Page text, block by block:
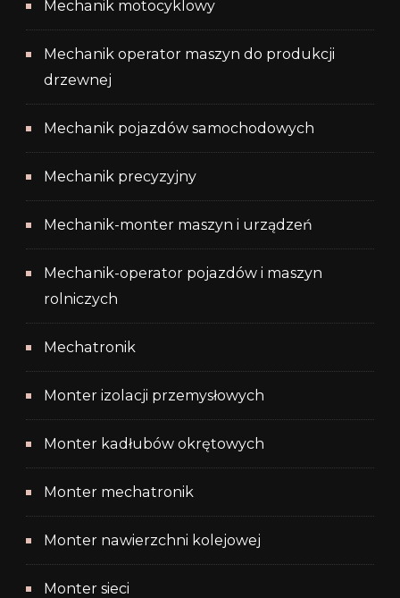
Mechanik motocyklowy
Mechanik operator maszyn do produkcji
drzewnej
Mechanik pojazdów samochodowych
Mechanik precyzyjny
Mechanik-monter maszyn i urządzeń
Mechanik-operator pojazdów i maszyn
rolniczych
Mechatronik
Monter izolacji przemysłowych
Monter kadłubów okrętowych
Monter mechatronik
Monter nawierzchni kolejowej
Monter sieci